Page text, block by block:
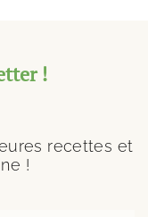
!
recettes et
!